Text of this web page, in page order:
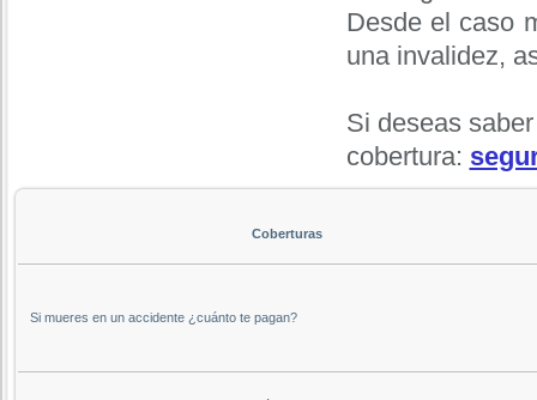
Desde el caso
una invalidez,
Si deseas
cobertura:
Coberturas
Si mueres en un accidente ¿cuánto te pagan?